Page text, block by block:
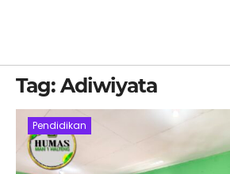
Tag: Adiwiyata
Pendidikan